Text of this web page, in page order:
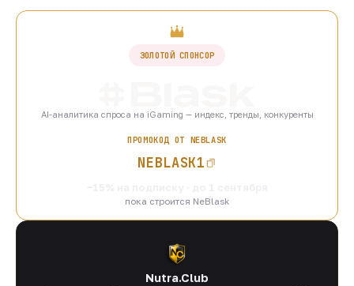
ЗОЛОТОЙ СПОНСОР
AI-аналитика спроса на iGaming — индекс, тренды, конкуренты
ПРОМОКОД ОТ NEBLASK
NEBLASK1
пока строится NeBlask
Nutra.Club